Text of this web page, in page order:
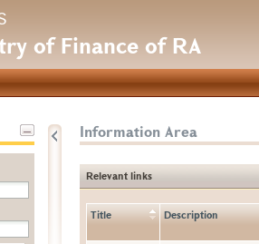
of Finance of RA
Information Area
Relevant links
Title Description